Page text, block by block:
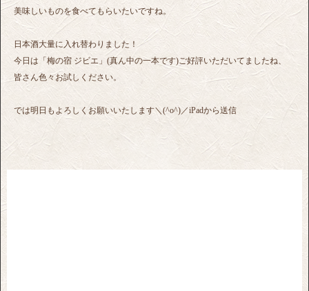
美味しいものを食べてもらいたいですね。
日本酒大量に入れ替わりました！
今日は「梅の宿 ジビエ」(真ん中の一本です)ご好評いただいてましたね、
皆さん色々お試しください。
では明日もよろしくお願いいたします＼(^o^)／iPadから送信